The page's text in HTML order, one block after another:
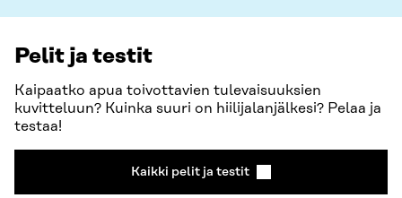
Pelit ja testit
Kaipaatko apua toivottavien tulevaisuuksien
kuvitteluun? Kuinka suuri on hiilijalanjälkesi? Pelaa ja
testaa!
Kaikki pelit ja testit